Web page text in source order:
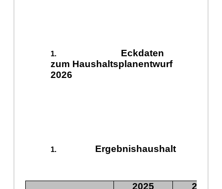
Eckdaten
zum Haushaltsplanentwurf
2026
Ergebnishaushalt
2025 2026